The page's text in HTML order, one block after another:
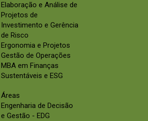
Elaboração e Análise de
Projetos de
Investimento e Gerência
de Risco
Ergonomia e Projetos
Gestão de Operações
MBA em Finanças
Sustentáveis e ESG
Áreas
Engenharia de Decisão
e Gestão - EDG